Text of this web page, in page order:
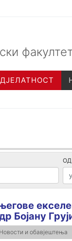
ДЈЕЛАТНОСТ
ОД
Бојану
Новости и обавјештења